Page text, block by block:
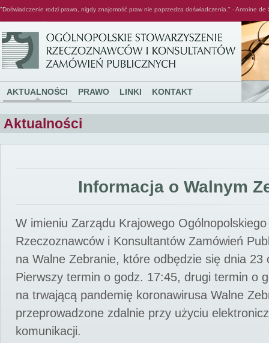
"Doświadczenie rodzi prawa, nigdy znajomość praw nie poprzedza doświadczenia." - Antoine de
AKTUALNOŚCI PRAWO LINKI KONTAKT
Aktualności
Informacja o Walnym
W imieniu Zarządu Krajowego
Rzeczoznawców i Konsultantów Zamówień
na Walne Zebranie, które odbędzie się dnia 23
Pierwszy termin o godz. 17:45, drugi termin o
na trwającą pandemię koronawirusa Walne
przeprowadzone zdalnie przy użyciu
komunikacji.